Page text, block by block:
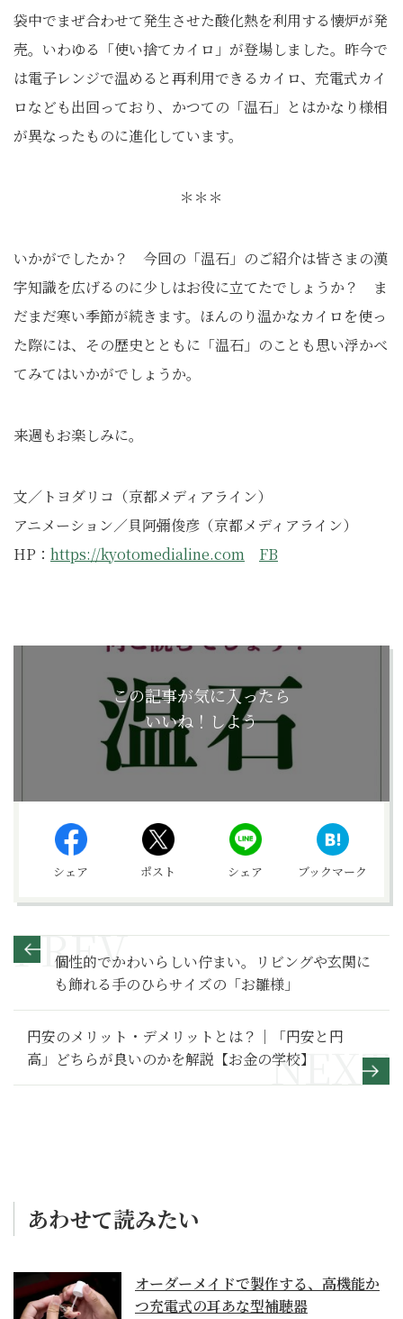
袋中でまぜ合わせて発生させた酸化熱を利用する懐炉が発
売。いわゆる「使い捨てカイロ」が登場しました。昨今で
は電子レンジで温めると再利用できるカイロ、充電式カイ
ロなども出回っており、かつての「温石」とはかなり様相
が異なったものに進化しています。
＊＊＊
いかがでしたか？ 今回の「温石」のご紹介は皆さまの漢
字知識を広げるのに少しはお役に立てたでしょうか？ ま
だまだ寒い季節が続きます。ほんのり温かなカイロを使っ
た際には、その歴史とともに「温石」のことも思い浮かべ
てみてはいかがでしょうか。
来週もお楽しみに。
文／トヨダリコ（京都メディアライン）
アニメーション／貝阿彌俊彦（京都メディアライン）
HP： https://kyotomedialine.com FB
この記事が気に入ったら
いいね！しよう
シェア ポスト シェア ブックマーク
個性的でかわいらしい佇まい。リビングや玄関に
も飾れる手のひらサイズの「お雛様」
円安のメリット・デメリットとは？｜「円安と円
高」どちらが良いのかを解説【お金の学校】
あわせて読みたい
オーダーメイドで製作する、高機能か
つ充電式の耳あな型補聴器